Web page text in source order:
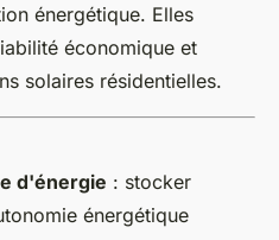
énergétique. Elles
économique et
solaires résidentielles.
d'énergie : stocker
énergétique